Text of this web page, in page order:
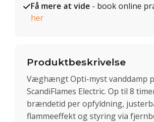
Få mere at vide - book online
her
Produktbeskrivelse
Væghængt Opti-myst vanddamp
ScandiFlames Electric. Op til 8
brændetid per opfyldning,
flammeeffekt og styring via